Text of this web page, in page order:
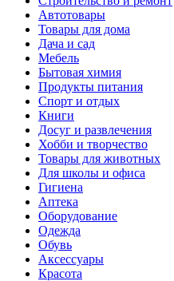
Автотовары
Товары для дома
Дача и сад
Мебель
Бытовая химия
Продукты питания
Спорт и отдых
Книги
Досуг и развлечения
Хобби и творчество
Товары для животных
Для школы и офиса
Гигиена
Аптека
Оборудование
Одежда
Обувь
Аксессуары
Красота